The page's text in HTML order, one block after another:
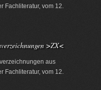
Fachliteratur, vom 12.
>ZX<
aus
Fachliteratur, vom 12.